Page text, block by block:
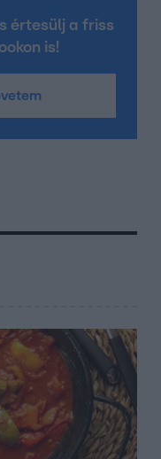
értesülj a friss
is!